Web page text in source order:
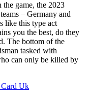
game, the 2023
– Germany and
like this type act
you the best, do they
The bottom of the
tasked with
can only be killed by
Card Uk